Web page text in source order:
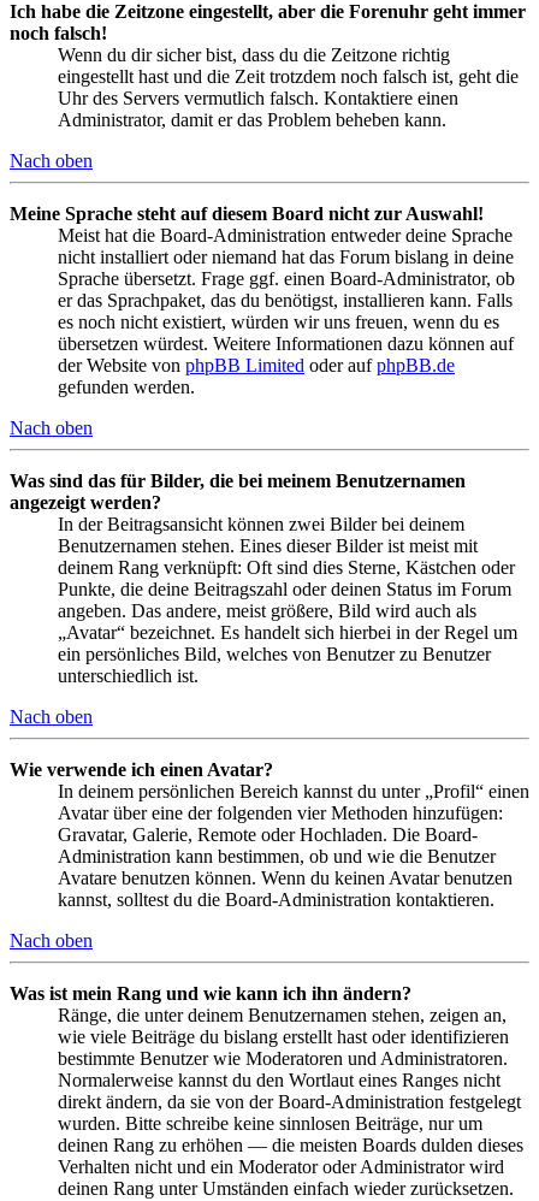
Ich habe die Zeitzone eingestellt, aber die Forenuhr geht immer
noch falsch!
Wenn du dir sicher bist, dass du die Zeitzone richtig
eingestellt hast und die Zeit trotzdem noch falsch ist, geht die
Uhr des Servers vermutlich falsch. Kontaktiere einen
Administrator, damit er das Problem beheben kann.
Nach oben
Meine Sprache steht auf diesem Board nicht zur Auswahl!
Meist hat die Board-Administration entweder deine Sprache
nicht installiert oder niemand hat das Forum bislang in deine
Sprache übersetzt. Frage ggf. einen Board-Administrator, ob
er das Sprachpaket, das du benötigst, installieren kann. Falls
es noch nicht existiert, würden wir uns freuen, wenn du es
übersetzen würdest. Weitere Informationen dazu können auf
der Website von phpBB Limited oder aufphpBB.de
gefunden werden.
Nach oben
Was sind das für Bilder, die bei meinem Benutzernamen
angezeigt werden?
In der Beitragsansicht können zwei Bilder bei deinem
Benutzernamen stehen. Eines dieser Bilder ist meist mit
deinem Rang verknüpft: Oft sind dies Sterne, Kästchen oder
Punkte, die deine Beitragszahl oder deinen Status im Forum
angeben. Das andere, meist größere, Bild wird auch als
„Avatar“ bezeichnet. Es handelt sich hierbei in der Regel um
ein persönliches Bild, welches von Benutzer zu Benutzer
unterschiedlich ist.
Nach oben
Wie verwende ich einen Avatar?
In deinem persönlichen Bereich kannst du unter „Profil“ einen
Avatar über eine der folgenden vier Methoden hinzufügen:
Gravatar, Galerie, Remote oder Hochladen. Die Board-
Administration kann bestimmen, ob und wie die Benutzer
Avatare benutzen können. Wenn du keinen Avatar benutzen
kannst, solltest du die Board-Administration kontaktieren.
Nach oben
Was ist mein Rang und wie kann ich ihn ändern?
Ränge, die unter deinem Benutzernamen stehen, zeigen an,
wie viele Beiträge du bislang erstellt hast oder identifizieren
bestimmte Benutzer wie Moderatoren und Administratoren.
Normalerweise kannst du den Wortlaut eines Ranges nicht
direkt ändern, da sie von der Board-Administration festgelegt
wurden. Bitte schreibe keine sinnlosen Beiträge, nur um
deinen Rang zu erhöhen — die meisten Boards dulden dieses
Verhalten nicht und ein Moderator oder Administrator wird
deinen Rang unter Umständen einfach wieder zurücksetzen.